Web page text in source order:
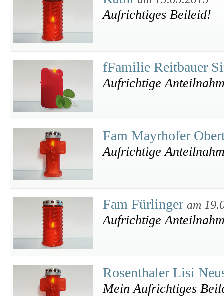
Aufrichtiges Beileid!
fFamilie Reitbauer
Aufrichtige
Fam Mayrhofer
Aufrichtige
Fam Fürlinger am
Aufrichtige
Rosenthaler Lisi
Mein Aufrichtiges